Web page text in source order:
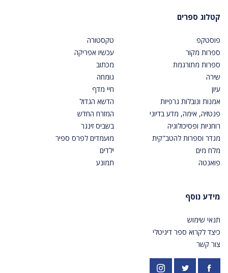
קטלוג ספרים
פוסטקפ
ספרות מקור
ספרות מתורגמת
שירה
עיון
אמנות ונובלות גרפיות
פנטזיה, אימה, מדע בדיוני
רוחניות ופסיכולוגיה
מגדר וספרות להטב"קית
מלח מים
פואנטה
טקסטורה
עכשיו אפריקה
מכתוב
גומחה
חיי מדף
הדשא הגדול
המזרח החדש
בשביס זינגר
מועמדים לפרס ספיר
ילדים
תמונע
מידע נוסף
תנאי שימוש
כיצד לקרוא ספר דיגיטלי
צור קשר
פייסבוק https://twitter.com/PardesPublish
אינסטגרם